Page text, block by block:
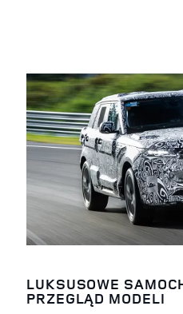
LUKSUSOWE
PRZEGLĄD MODELI